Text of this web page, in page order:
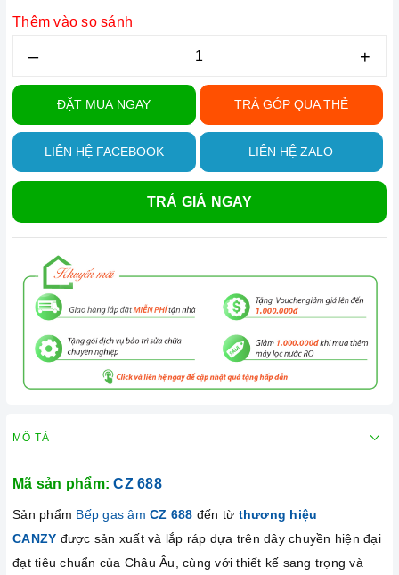
Thêm vào so sánh
– +
ĐẶT MUA NGAY TRẢ GÓP QUA THẺ
LIÊN HỆ FACEBOOK LIÊN HỆ ZALO
TRẢ GIÁ NGAY
MÔ TẢ
Mã sản phẩm: CZ 688
Sản phẩm Bếp gas âm CZ 688 đến từ thương hiệu
CANZY được sản xuất và lắp ráp dựa trên dây chuyền hiện đại
đạt tiêu chuẩn của Châu Âu, cùng với thiết kế sang trọng và